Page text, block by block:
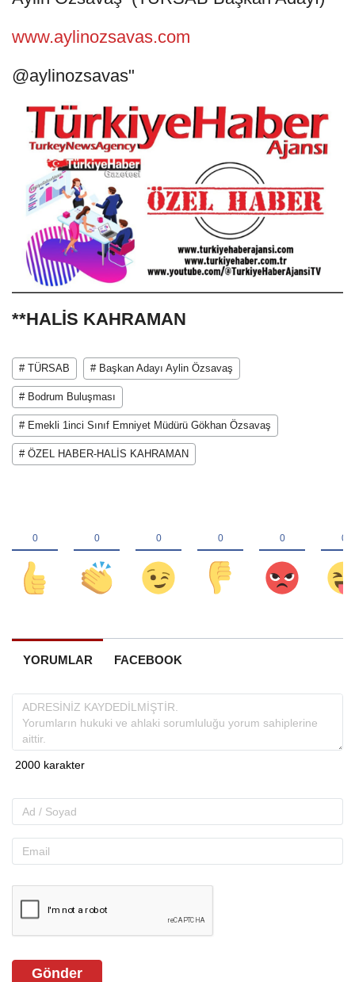
www.aylinozsavas.com
@aylinozsavas"
**HALİS KAHRAMAN
# TÜRSAB # Başkan Adayı Aylin Özsavaş
# Bodrum Buluşması
# Emekli 1inci Sınıf Emniyet Müdürü Gökhan Özsavaş
# ÖZEL HABER-HALİS KAHRAMAN
YORUMLAR FACEBOOK
Gönder